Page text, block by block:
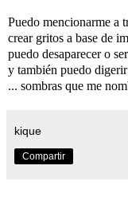
Puedo mencionarme a
crear gritos a base de
puedo desaparecer o
y también puedo
... sombras que me
kique
Compartir